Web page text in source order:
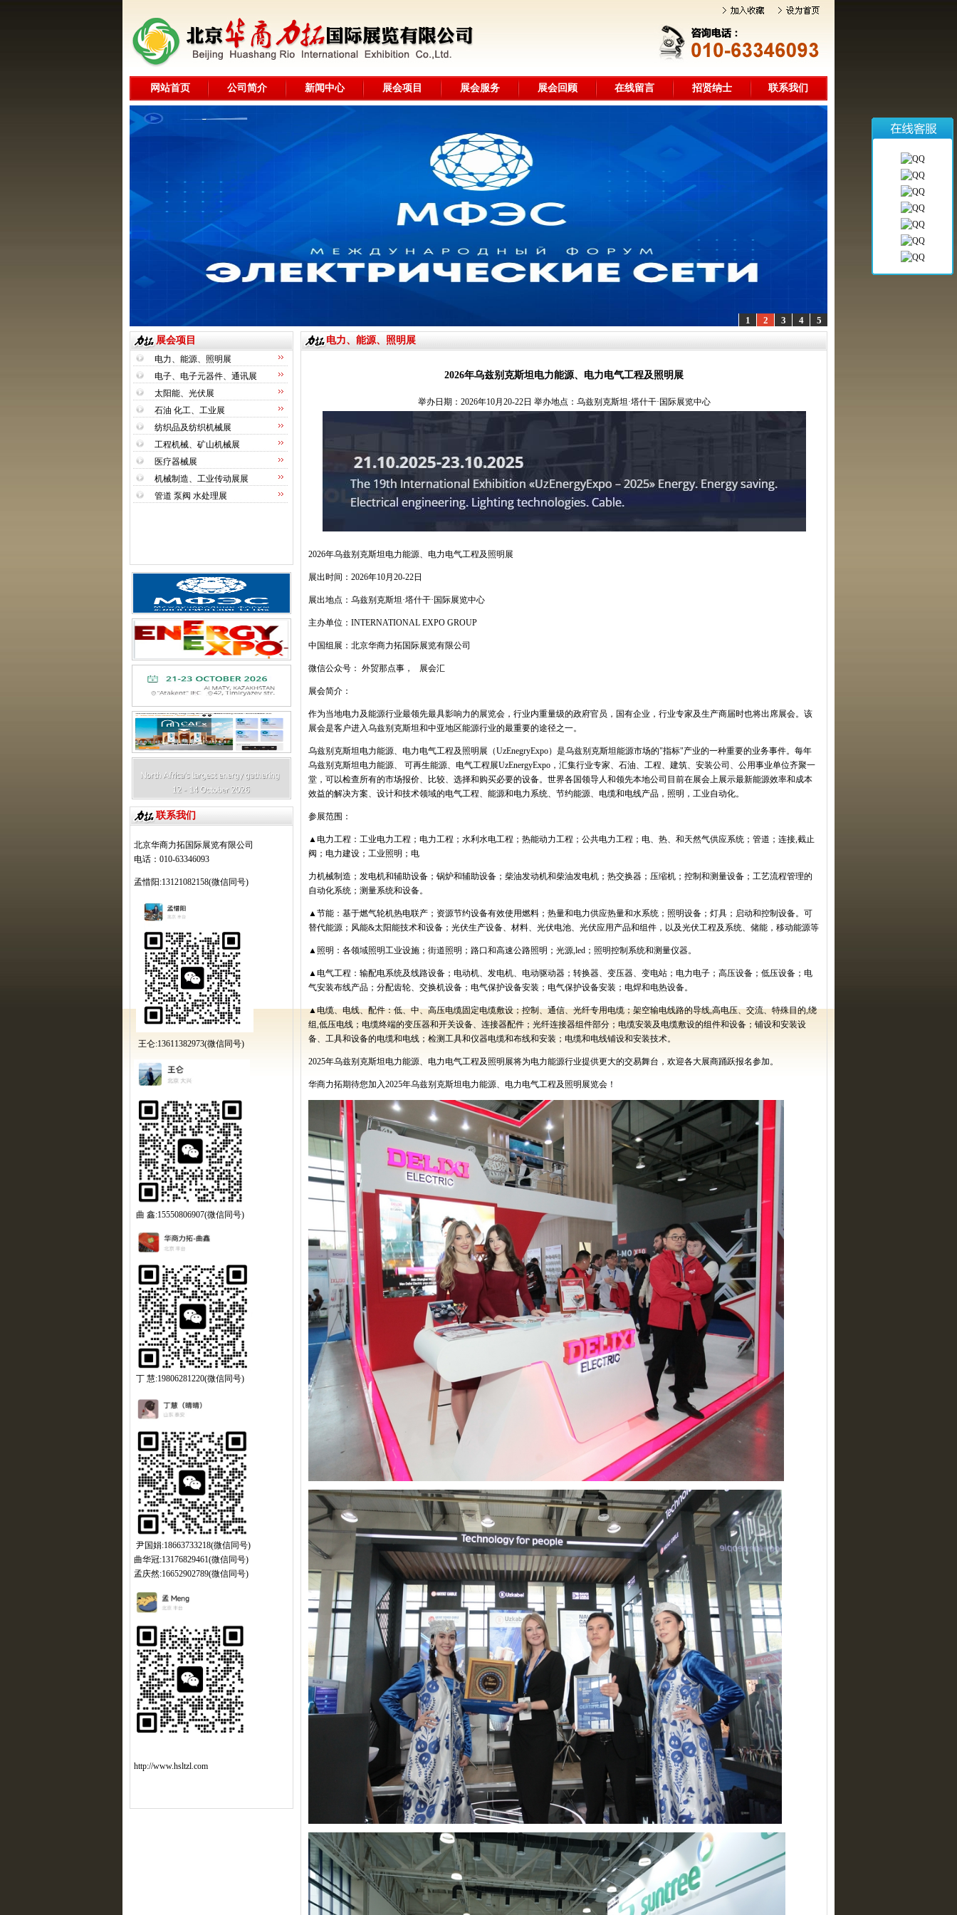
网站首页 公司简介 新闻中心 展会项目 展会服务 展会回顾 在线留言 招贤纳士 联系我们
5
4
3
2
1
展会项目
电力、能源、照明展
电子、电子元器件、通讯展
太阳能、光伏展
石油 化工、工业展
纺织品及纺织机械展
工程机械、矿山机械展
医疗器械展
机械制造、工业传动展展
管道 泵阀 水处理展
联系我们
北京华商力拓国际展览有限公司
电话：010-63346093
孟惜阳:13121082158(微信同号)
王仑:13611382973(微信同号)
曲 鑫:15550806907(微信同号)
丁 慧:19806281220(微信同号)
尹国娟:18663733218(微信同号)
曲华冠:13176829461(微信同号)
孟庆然:16652902789(微信同号)
http://www.hsltzl.com
电力、能源、照明展
2026年乌兹别克斯坦电力能源、电力电气工程及照明展
举办日期：2026年10月20-22日 举办地点：乌兹别克斯坦·塔什干·国际展览中心
2026年乌兹别克斯坦电力能源、电力电气工程及照明展
展出时间： 2026年10月 20-22日
展出地点：乌兹别克斯坦·塔什干·国际展览中心
主办单位： INTERNATIONAL EXPO GROUP
中国组展：北京华商力拓国际展览有限公司
微信公众号： 外贸那点事， 展会汇
展会简介：
作为当地电力及能源行业最领先最具影响力的展览会，行业内重量级的政府官员，国有企业，行业专家及生产商届时也将出席展会。该
展会是客户进入乌兹别克斯坦和中亚地区能源行业的最重要的途径之一。
乌兹别克斯坦电力能源、电力电气工程及照明展（UzEnegryExpo）是乌兹别克斯坦能源市场的"指标"产业的一种重要的业务事件。每年
乌兹别克斯坦电力能源、
可再生能源、电气工程展UzEnergyExpo ，汇集行业专家、石油、工程、建筑、安装公司、公用事业单位齐聚一
堂，可以检查所有的市场报价、比较、选择和购买必要的设备。世界各国领导人和领先本地公司目前在展会上展示最新能源效率和成本
效益的解决方案、设计和技术领域的电气工程、能源和电力系统、节约能源、电缆和电线产品，照明，工业自动化。
参展范围：
▲电力工程：工业电力工程；电力工程；水利水电工程；热能动力工程；公共电力工程；电、热、和天然气供应系统；管道；连接,截止
阀；电力建设；工业照明；电
力机械制造；发电机和辅助设备；锅炉和辅助设备；柴油发动机和柴油发电机；热交换器；压缩机；控制和测量设备；工艺流程管理的
自动化系统；测量系统和设备。
▲节能：基于燃气轮机热电联产；资源节约设备有效使用燃料；热量和电力供应热量和水系统；照明设备；灯具；启动和控制设备。可
替代能源；风能&太阳能技术和设备；光伏生产设备、材料、光伏电池、光伏应用产品和组件，以及光伏工程及系统、储能，移动能源等
▲照明：各领域照明工业设施；街道照明；路口和高速公路照明；光源,led ；照明控制系统和测量仪器。
▲电气工程：输配电系统及线路设备；电动机、发电机、电动驱动器；转换器、变压器、变电站；电力电子；高压设备；低压设备；电
气安装布线产品；分配齿轮、交换机设备；电气保护设备安装；电气保护设备安装；电焊和电热设备。
▲电缆、电线、配件：低、中、高压电缆固定电缆敷设；控制、通信、光纤专用电缆；架空输电线路的导线,高电压、交流、特殊目的,绕
组,低压电线；电缆终端的变压器和开关设备、连接器配件；光纤连接器组件部分；电缆安装及电缆敷设的组件和设备；铺设和安装设
备、工具和设备的电缆和电线；检测工具和仪器电缆和布线和安装；电缆和电线铺设和安装技术。
2025年乌兹别克斯坦电力能源、电力电气工程及照明展将为电力能源行业提供更大的交易舞台，欢迎各大展商踊跃报名参加。
华商力拓期待您加入2025年乌兹别克斯坦电力能源、电力电气工程及照明展览会！